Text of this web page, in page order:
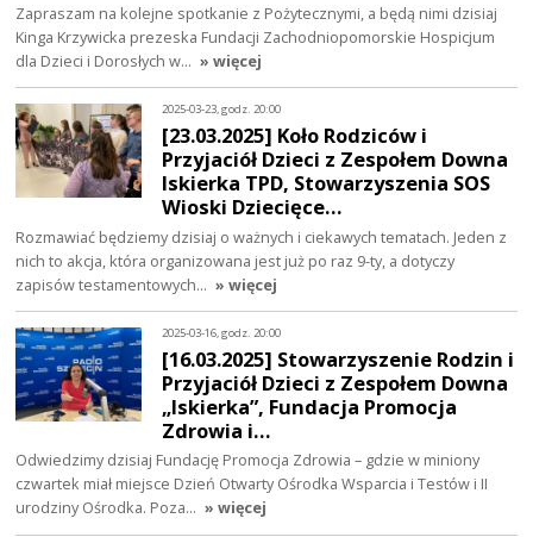
Zapraszam na kolejne spotkanie z Pożytecznymi, a będą nimi dzisiaj
Kinga Krzywicka prezeska Fundacji Zachodniopomorskie Hospicjum
dla Dzieci i Dorosłych w… » więcej
2025-03-23, godz. 20:00
[23.03.2025] Koło Rodziców i
Przyjaciół Dzieci z Zespołem Downa
Iskierka TPD, Stowarzyszenia SOS
Wioski Dziecięce…
Rozmawiać będziemy dzisiaj o ważnych i ciekawych tematach. Jeden z
nich to akcja, która organizowana jest już po raz 9-ty, a dotyczy
zapisów testamentowych… » więcej
2025-03-16, godz. 20:00
[16.03.2025] Stowarzyszenie Rodzin i
Przyjaciół Dzieci z Zespołem Downa
„Iskierka”, Fundacja Promocja
Zdrowia i…
Odwiedzimy dzisiaj Fundację Promocja Zdrowia – gdzie w miniony
czwartek miał miejsce Dzień Otwarty Ośrodka Wsparcia i Testów i II
urodziny Ośrodka. Poza… » więcej